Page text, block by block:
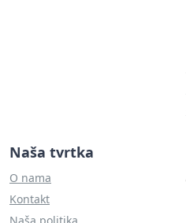
Naša tvrtka
O nama
Kontakt